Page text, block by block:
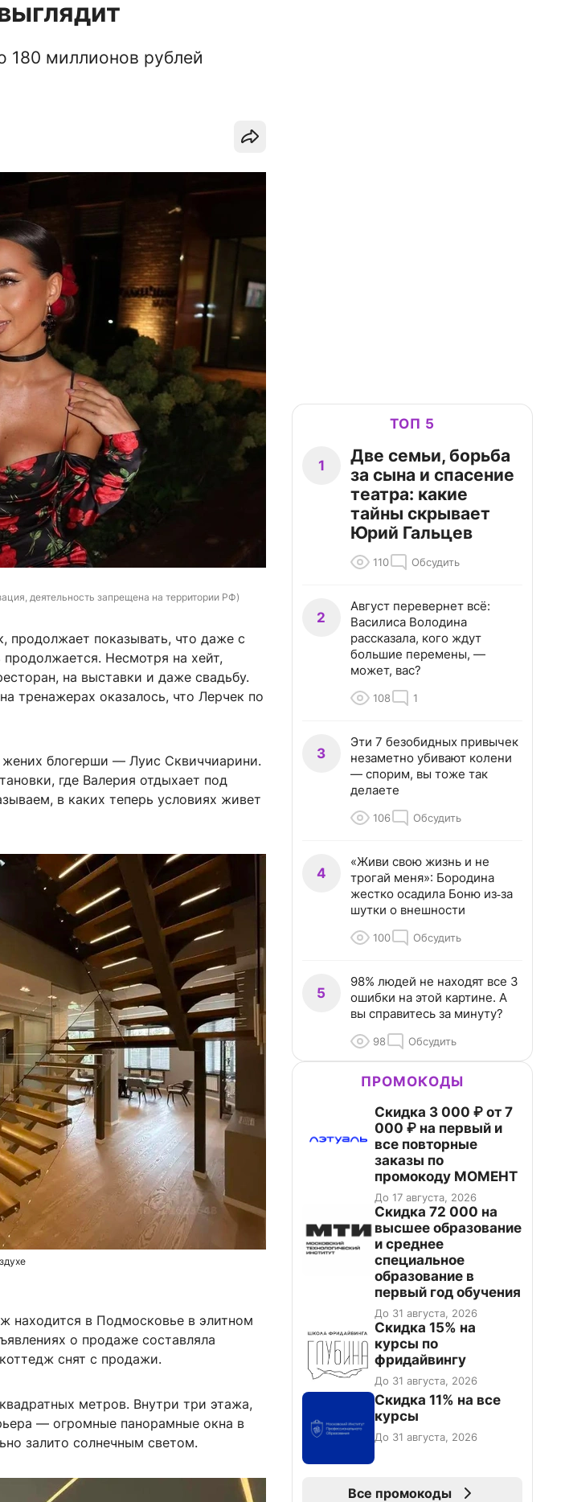
180 миллионов рублей
деятельность запрещена на территории РФ)
продолжает показывать, что даже с
Несмотря на хейт,
на выставки и даже свадьбу.
тренажерах оказалось, что Лерчек по
блогерши — Луис Сквиччиарини.
где Валерия отдыхает под
в каких теперь условиях живет
находится в Подмосковье в элитном
о продаже составляла
снят с продажи.
метров. Внутри три этажа,
— огромные панорамные окна в
залито солнечным светом.
ТОП 5
1
Две семьи, борьба
за сына и спасение
театра: какие
тайны скрывает
Юрий Гальцев
110 Обсудить
2
Август перевернет всё:
Василиса Володина
рассказала, кого ждут
большие перемены, —
может, вас?
108 1
3
Эти 7 безобидных привычек
незаметно убивают колени
— спорим, вы тоже так
делаете
106 Обсудить
4
«Живи свою жизнь и не
трогай меня»: Бородина
жестко осадила Боню из‑за
шутки о внешности
100 Обсудить
5
98% людей не находят все 3
ошибки на этой картине. А
вы справитесь за минуту?
98 Обсудить
ПРОМОКОДЫ
Скидка 3 000 ₽ от 7
000 ₽ на первый и
все повторные
заказы по
промокоду МОМЕНТ
До 17 августа, 2026
Скидка 72 000 на
высшее образование
и среднее
специальное
образование в
первый год обучения
До 31 августа, 2026
Скидка 15% на
курсы по
фридайвингу
До 31 августа, 2026
Скидка 11% на все
курсы
До 31 августа, 2026
Все промокоды